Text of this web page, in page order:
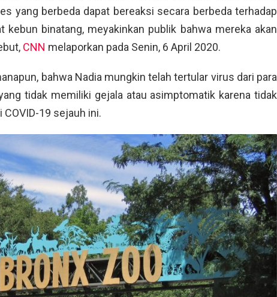
yang berbeda dapat bereaksi secara berbeda terhadap
kebun binatang, meyakinkan publik bahwa mereka akan
CNN melaporkan pada Senin, 6 April 2020.
bahwa Nadia mungkin telah tertular virus dari para
tidak memiliki gejala atau asimptomatik karena tidak
19 sejauh ini.